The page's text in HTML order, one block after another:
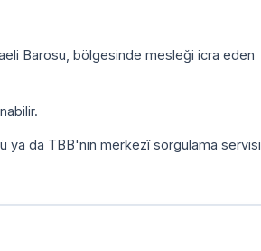
Barosu, bölgesinde mesleği icra eden
ya da TBB'nin merkezî sorgulama servisi